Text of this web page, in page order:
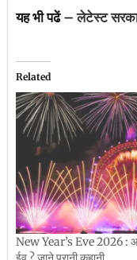
यह भी पढें –लेटेस्ट
Related
New Year’s Eve 2026 :